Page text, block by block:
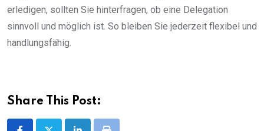
erledigen, sollten Sie hinterfragen, ob eine Delegation
sinnvoll und möglich ist. So bleiben Sie jederzeit flexibel und
handlungsfähig.
Share This Post: